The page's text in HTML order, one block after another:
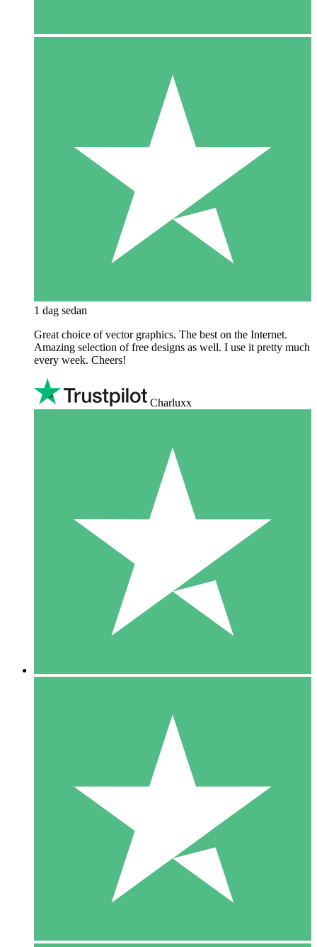
1 dag sedan
Great choice of vector graphics. The best on the Internet.
Amazing selection of free designs as well. I use it pretty much
every week. Cheers!
Charluxx